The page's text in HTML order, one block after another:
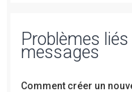
Problèmes
messages
Comment créer un